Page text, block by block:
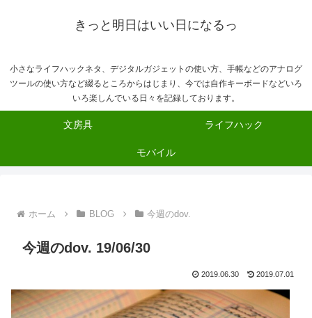
きっと明日はいい日になるっ
小さなライフハックネタ、デジタルガジェットの使い方、手帳などのアナログ
ツールの使い方など綴るところからはじまり、今では自作キーボードなどいろ
いろ楽しんでいる日々を記録しております。
文房具 ライフハック
モバイル
ホーム BLOG 今週のdov.
今週のdov. 19/06/30
2019.06.30 2019.07.01